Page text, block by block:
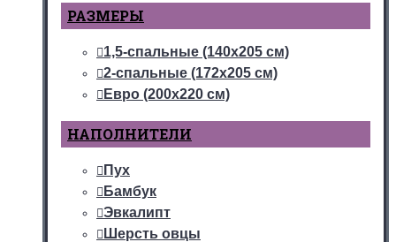
РАЗМЕРЫ
1,5-спальные (140х205 см)
2-спальные (172х205 см)
Евро (200х220 см)
НАПОЛНИТЕЛИ
Пух
Бамбук
Эвкалипт
Шерсть овцы